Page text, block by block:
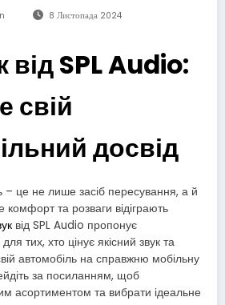
8 Листопада 2024
від SPL Audio:
свій
досвід
– це не лише засіб пересування, а й
комфорт та розваги відіграють
від SPL Audio пропонує
тих, хто цінує якісний звук та
автомобіль на справжню мобільну
за посиланням, щоб
асортиментом та вибрати ідеальне